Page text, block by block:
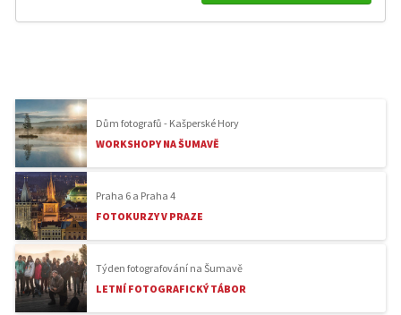
Dům fotografů - Kašperské Hory
WORKSHOPY NA ŠUMAVĚ
Praha 6 a Praha 4
FOTOKURZY V PRAZE
Týden fotografování na Šumavě
LETNÍ FOTOGRAFICKÝ TÁBOR